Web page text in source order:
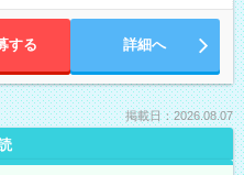
する 詳細へ
掲載日：2026.08.07